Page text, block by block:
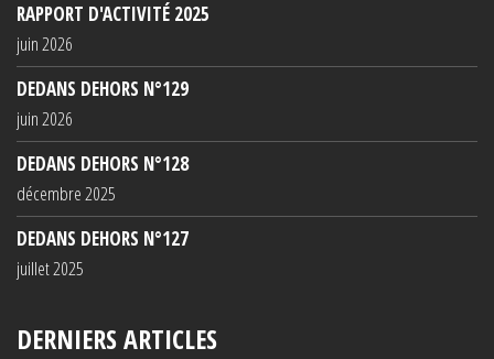
RAPPORT D'ACTIVITÉ 2025
juin 2026
DEDANS DEHORS N°129
juin 2026
DEDANS DEHORS N°128
décembre 2025
DEDANS DEHORS N°127
juillet 2025
DERNIERS ARTICLES